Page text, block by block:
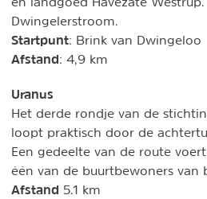
Dwingelerstroom.
Startpunt: Brink van Dwingeloo
Afstand: 4,9 km
Uranus
Het derde rondje van de
loopt praktisch door de
Een gedeelte van de route
één van de buurtbewoners van
Afstand 5.1 km